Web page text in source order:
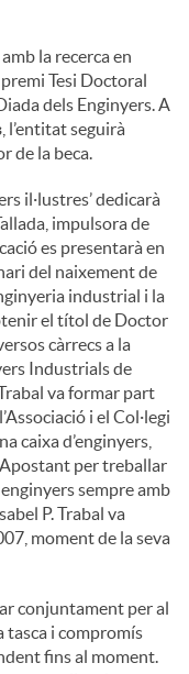
la recerca en
Tesi Doctoral
dels Enginyers. A
, l’entitat seguirà
de la beca.
il·lustres’ dedicarà
impulsora de
es presentarà en
del naixement de
industrial i la
el títol de Doctor
càrrecs a la
Industrials de
va formar part
i el Col·legi
caixa d’enginyers,
per treballar
sempre amb
P. Trabal va
moment de la seva
conjuntament per al
tasca i compromís
fins al moment.